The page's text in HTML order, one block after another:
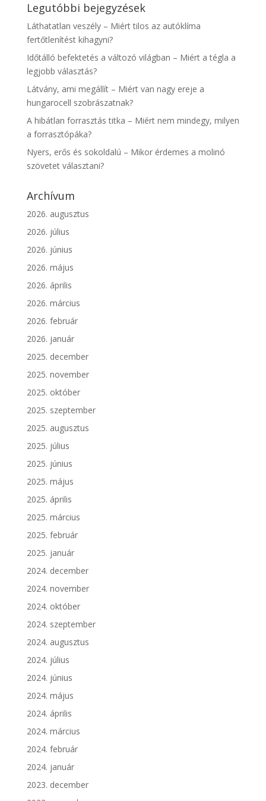
Legutóbbi bejegyzések
Láthatatlan veszély – Miért tilos az autóklíma
fertőtlenítést kihagyni?
Időtálló befektetés a változó világban – Miért a tégla a
legjobb választás?
Látvány, ami megállít – Miért van nagy ereje a
hungarocell szobrászatnak?
A hibátlan forrasztás titka – Miért nem mindegy, milyen
a forrasztópáka?
Nyers, erős és sokoldalú – Mikor érdemes a molinó
szövetet választani?
Archívum
2026. augusztus
2026. július
2026. június
2026. május
2026. április
2026. március
2026. február
2026. január
2025. december
2025. november
2025. október
2025. szeptember
2025. augusztus
2025. július
2025. június
2025. május
2025. április
2025. március
2025. február
2025. január
2024. december
2024. november
2024. október
2024. szeptember
2024. augusztus
2024. július
2024. június
2024. május
2024. április
2024. március
2024. február
2024. január
2023. december